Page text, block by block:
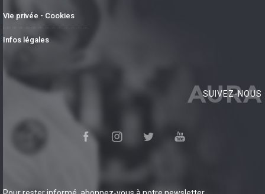
Vie privée - Cookies
Infos légales
AURA
SUIVEZ-NOUS